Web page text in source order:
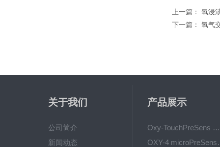
上一篇： 氧浸
下一篇： 氧气
关于我们
公司简介
新闻动态
产品展示
Oxy-TouchPreSens 氧分析仪 多孔培养容器监测
OXY-4